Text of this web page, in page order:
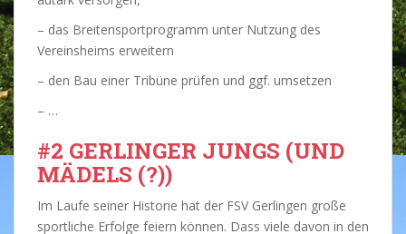
– das Breitensportprogramm unter Nutzung des
Vereinsheims erweitern
– den Bau einer Tribüne prüfen und ggf. umsetzen
– …
#2 GERLINGER JUNGS (UND
MÄDELS (?))
Im Laufe seiner Historie hat der FSV Gerlingen große
sportliche Erfolge feiern können. Dass viele davon in den